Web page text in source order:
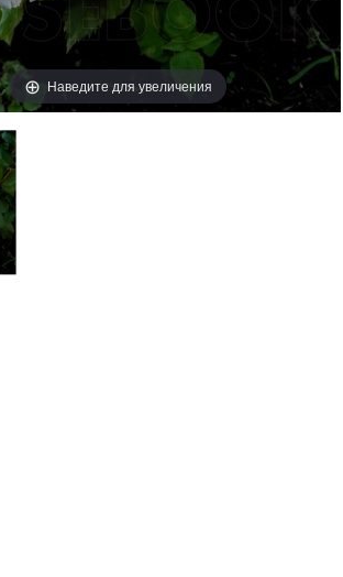
Наведите для увеличения